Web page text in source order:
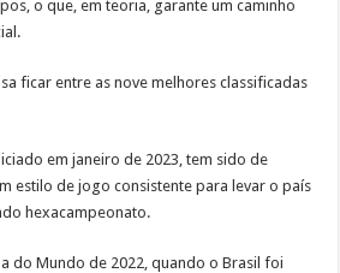
o que, em teoria, garante um caminho
ficar entre as nove melhores classificadas
em janeiro de 2023, tem sido de
estilo de jogo consistente para levar o país
hexacampeonato.
do Mundo de 2022, quando o Brasil foi